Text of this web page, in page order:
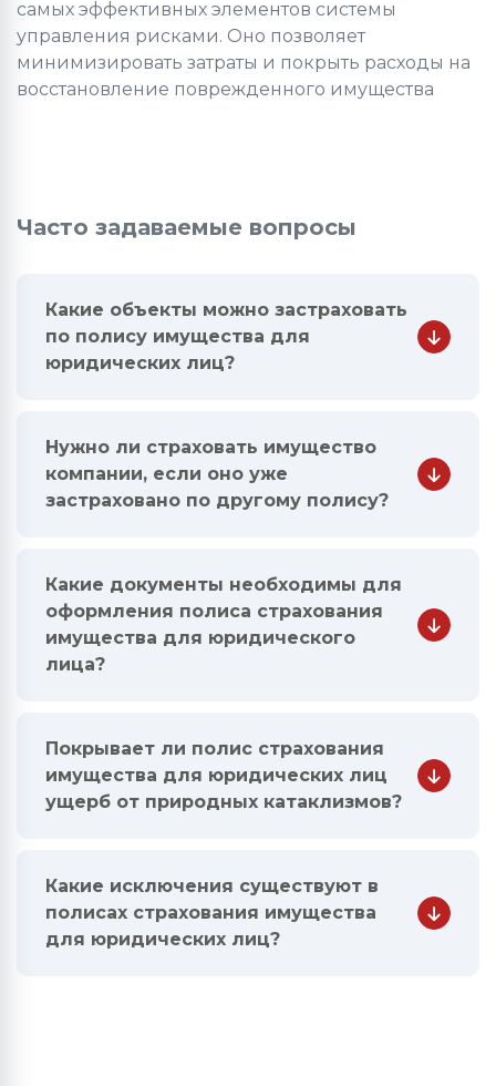
самых эффективных элементов системы
управления рисками. Оно позволяет
минимизировать затраты и покрыть расходы на
восстановление поврежденного имущества
Часто задаваемые вопросы
Какие объекты можно застраховать
по полису имущества для
юридических лиц?
Нужно ли страховать имущество
компании, если оно уже
застраховано по другому полису?
Какие документы необходимы для
оформления полиса страхования
имущества для юридического
лица?
Покрывает ли полис страхования
имущества для юридических лиц
ущерб от природных катаклизмов?
Какие исключения существуют в
полисах страхования имущества
для юридических лиц?